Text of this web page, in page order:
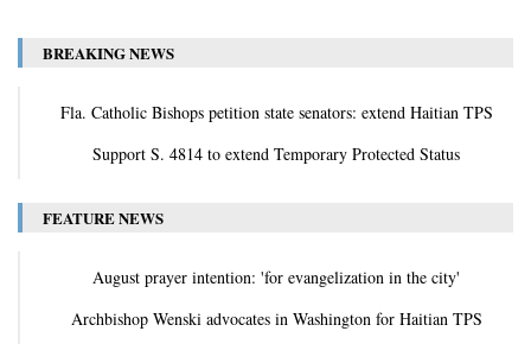
BREAKING NEWS
Fla. Catholic Bishops petition state senators: extend Haitian TPS
Support S. 4814 to extend Temporary Protected Status
FEATURE NEWS
August prayer intention: 'for evangelization in the city'
Archbishop Wenski advocates in Washington for Haitian TPS